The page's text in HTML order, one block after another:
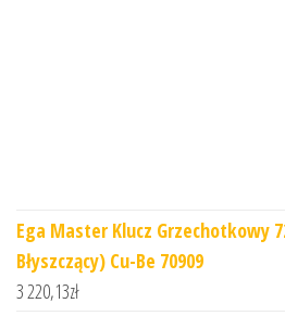
Ega Master Klucz Grzechotkowy
Błyszczący) Cu-Be 70909
3 220,13zł